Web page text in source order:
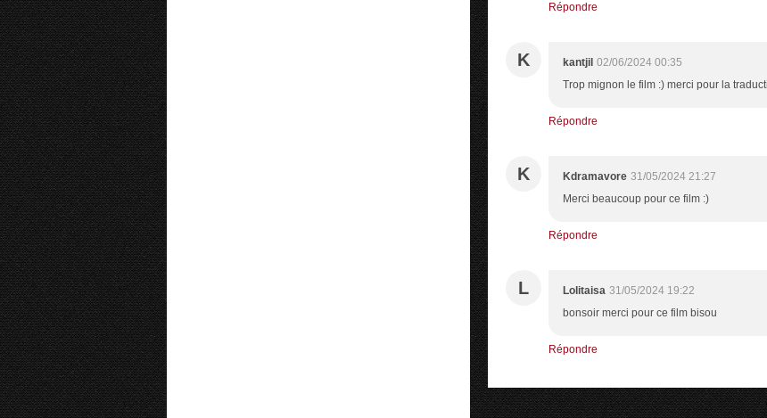
Répondre
K kantjil 02/06/2024 00:35
Trop mignon le film :) merci pour la
Répondre
K Kdramavore 31/05/2024 21:27
Merci beaucoup pour ce film :)
Répondre
L Lolitaisa 31/05/2024 19:22
bonsoir merci pour ce film bisou
Répondre